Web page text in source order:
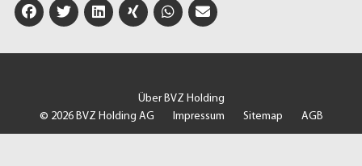
Über BVZ Holding
© 2026 BVZ Holding AG
Impressum Sitemap AGB